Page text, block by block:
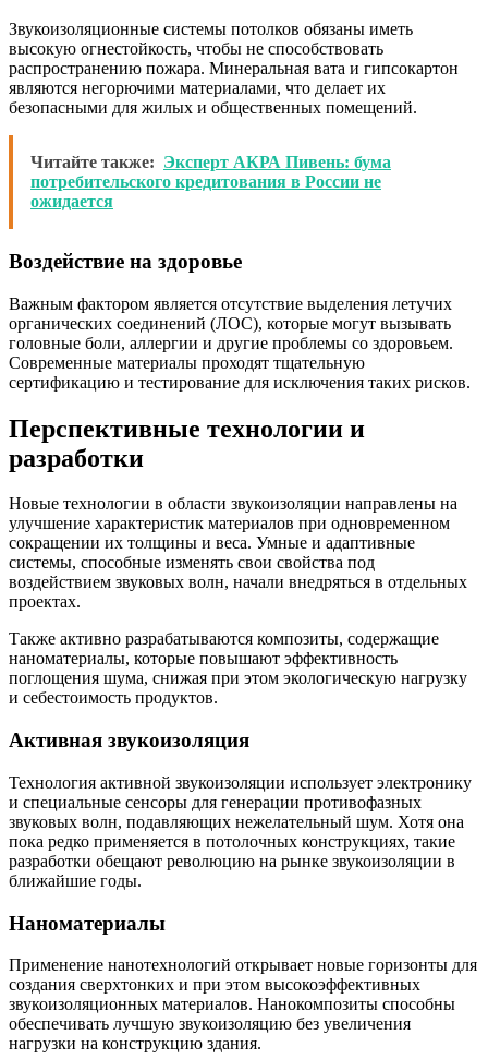
Звукоизоляционные системы потолков обязаны иметь
высокую огнестойкость, чтобы не способствовать
распространению пожара. Минеральная вата и гипсокартон
являются негорючими материалами, что делает их
безопасными для жилых и общественных помещений.
Читайте также: Эксперт АКРА Пивень: бума
потребительского кредитования в России не
ожидается
Воздействие на здоровье
Важным фактором является отсутствие выделения летучих
органических соединений (ЛОС), которые могут вызывать
головные боли, аллергии и другие проблемы со здоровьем.
Современные материалы проходят тщательную
сертификацию и тестирование для исключения таких рисков.
Перспективные технологии и
разработки
Новые технологии в области звукоизоляции направлены на
улучшение характеристик материалов при одновременном
сокращении их толщины и веса. Умные и адаптивные
системы, способные изменять свои свойства под
воздействием звуковых волн, начали внедряться в отдельных
проектах.
Также активно разрабатываются композиты, содержащие
наноматериалы, которые повышают эффективность
поглощения шума, снижая при этом экологическую нагрузку
и себестоимость продуктов.
Активная звукоизоляция
Технология активной звукоизоляции использует электронику
и специальные сенсоры для генерации противофазных
звуковых волн, подавляющих нежелательный шум. Хотя она
пока редко применяется в потолочных конструкциях, такие
разработки обещают революцию на рынке звукоизоляции в
ближайшие годы.
Наноматериалы
Применение нанотехнологий открывает новые горизонты для
создания сверхтонких и при этом высокоэффективных
звукоизоляционных материалов. Нанокомпозиты способны
обеспечивать лучшую звукоизоляцию без увеличения
нагрузки на конструкцию здания.